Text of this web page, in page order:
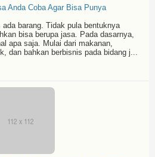
Anda Coba Agar Bisa Punya
barang. Tidak pula bentuknya
bisa berupa jasa. Pada dasarnya,
apa saja. Mulai dari makanan,
dan bahkan berbisnis pada bidang j...